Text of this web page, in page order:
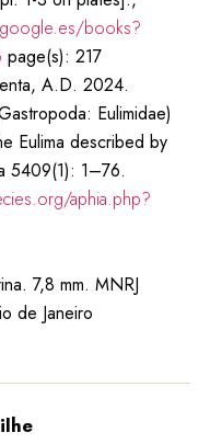
books?
page(s): 217
A.D. 2024.
Eulimidae)
Eulima described by
5409(1): 1–76.
aphia.php?
7,8 mm. MNRJ
de Janeiro